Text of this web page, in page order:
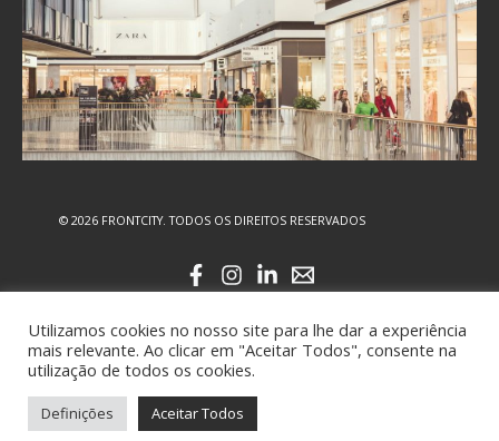
© 2026 FRONTCITY. TODOS OS DIREITOS RESERVADOS
Utilizamos cookies no nosso site para lhe dar a experiência
mais relevante. Ao clicar em "Aceitar Todos", consente na
utilização de todos os cookies.
Definições Aceitar Todos